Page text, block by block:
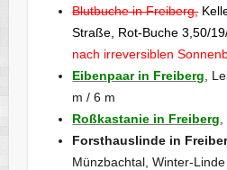
Blutbuche in Freiberg,
Straße, Rot-Buche 3,50/
nach irreversiblen
Eibenpaar in Freiberg ,
m / 6 m
Roßkastanie in Freiberg
Forsthauslinde in
Münzbachtal, Winter-